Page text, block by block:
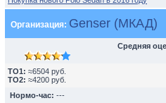
Организация: Genser (МКАД)
Средняя
TO1: ≈6504 руб.
TO2: ≈4200 руб.
Нормо-час: ---